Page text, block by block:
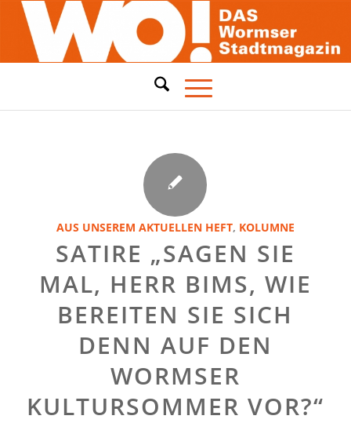
AUS UNSEREM AKTUELLEN HEFT, KOLUMNE
SATIRE „SAGEN SIE
MAL, HERR BIMS, WIE
BEREITEN SIE SICH
DENN AUF DEN
WORMSER
KULTURSOMMER VOR?“